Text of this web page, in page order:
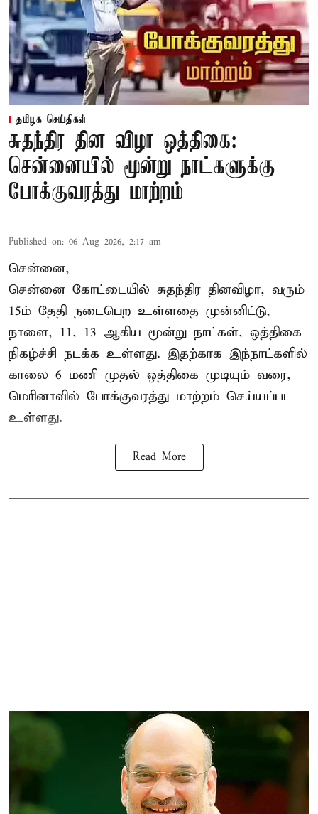
தமிழக செய்திகள்
சுதந்திர தின விழா ஒத்திகை:
சென்னையில் மூன்று நாட்களுக்கு
போக்குவரத்து மாற்றம்
Published on: 06 Aug 2026, 2:17 am
சென்னை,
சென்னை கோட்டையில் சுதந்திர தினவிழா, வரும்
15ம் தேதி நடைபெற உள்ளதை முன்னிட்டு,
நாளை, 11, 13 ஆகிய மூன்று நாட்கள், ஒத்திகை
நிகழ்ச்சி நடக்க உள்ளது. இதற்காக இந்நாட்களில்
காலை 6 மணி முதல் ஒத்திகை முடியும் வரை,
மெரினாவில் போக்குவரத்து மாற்றம் செய்யப்பட
உள்ளது.
Read More